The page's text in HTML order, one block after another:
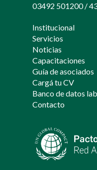
03492 501200/
Institucional
Servicios
Noticias
Capacitaciones
Guía de asociados
Cargá tu CV
Banco de datos
Contacto